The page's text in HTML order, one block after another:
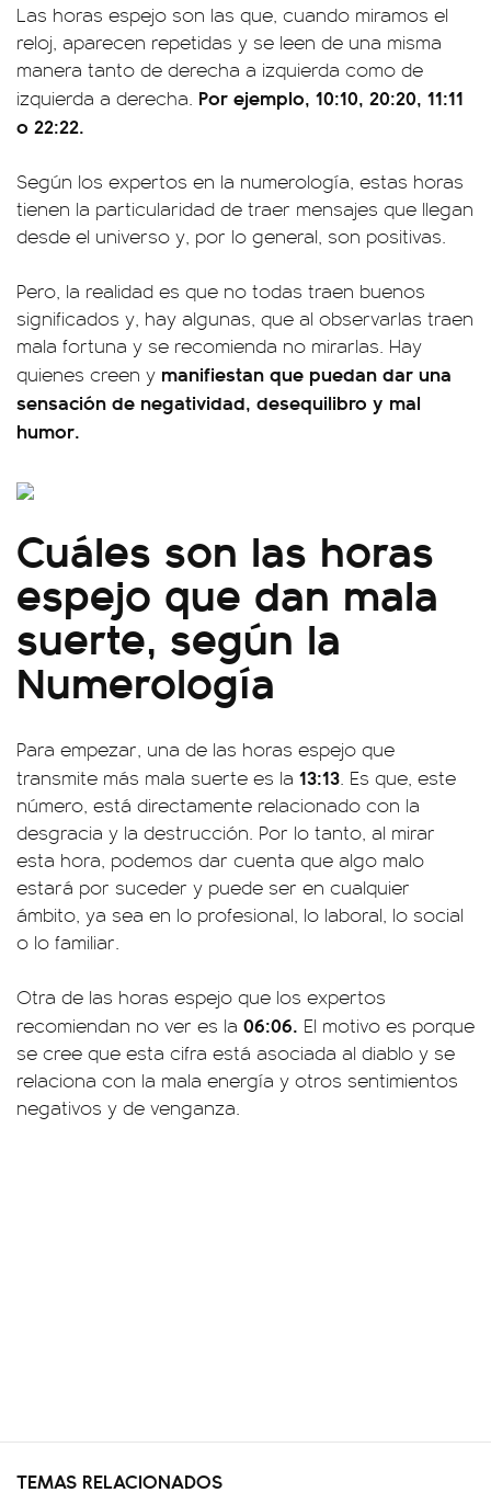
Las horas espejo son las que, cuando miramos el
reloj, aparecen repetidas y se leen de una misma
manera tanto de derecha a izquierda como de
izquierda a derecha. Por ejemplo, 10:10, 20:20, 11:11
o 22:22.
Según los expertos en la numerología, estas horas
tienen la particularidad de traer mensajes que llegan
desde el universo y, por lo general, son positivas.
Pero, la realidad es que no todas traen buenos
significados y, hay algunas, que al observarlas traen
mala fortuna y se recomienda no mirarlas. Hay
quienes creen y manifiestan que puedan dar una
sensación de negatividad, desequilibro y mal
humor.
Cuáles son las horas
espejo que dan mala
suerte, según la
Numerología
Para empezar, una de las horas espejo que
transmite más mala suerte es la 13:13. Es que, este
número, está directamente relacionado con la
desgracia y la destrucción. Por lo tanto, al mirar
esta hora, podemos dar cuenta que algo malo
estará por suceder y puede ser en cualquier
ámbito, ya sea en lo profesional, lo laboral, lo social
o lo familiar.
Otra de las horas espejo que los expertos
recomiendan no ver es la 06:06. El motivo es porque
se cree que esta cifra está asociada al diablo y se
relaciona con la mala energía y otros sentimientos
negativos y de venganza.
TEMAS RELACIONADOS